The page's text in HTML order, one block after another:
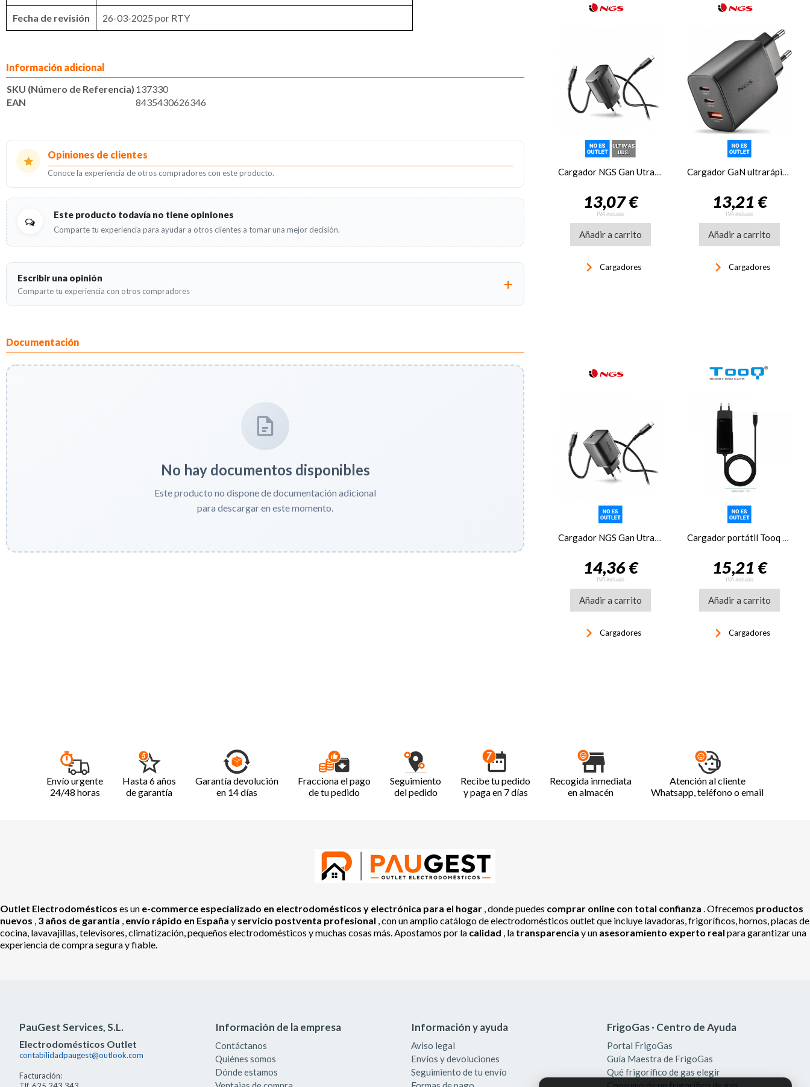
Fecha de revisión 26-03-2025 por RTY
Información adicional
SKU (Número de Referencia) 137330
EAN
8435430626346
Opiniones de clientes
Conoce la experiencia de otros compradores con este producto.
Este producto todavía no tiene opiniones
Comparte tu experiencia para ayudar a otros clientes a tomar una mejor decisión.
Escribir una opinión
Comparte tu experiencia con otros compradores
Documentación
No hay documentos disponibles
Este producto no dispone de documentación adicional
para descargar en este momento.
Cargador NGS Gan Utrarápido 45W USB-C, con cable
13,07 €
IVA incluido
Añadir a carrito
keyboard_arrow_right Cargadores
Cargador GaN ultrarápido 65W USB-C + USB-A
13,21 €
IVA incluido
Añadir a carrito
keyboard_arrow_right Cargadores
Cargador NGS Gan Utrarápido 65W USB-C, con cable
14,36 €
IVA incluido
Añadir a carrito
keyboard_arrow_right Cargadores
Cargador portátil Tooq GAN USB-C PD 45W Cúbico
15,21 €
IVA incluido
Añadir a carrito
keyboard_arrow_right Cargadores
Envío urgente
24/48 horas
Hasta 6 años
de garantía
Garantía devolución
en 14 días
Fracciona el pago
de tu pedido
Seguimiento
del pedido
Recibe tu pedido
y paga en 7 días
Recogida inmediata
en almacén
Atención al cliente
Whatsapp, teléfono o email
Outlet Electrodomésticos es un e-commerce especializado en electrodomésticos y electrónica para el hogar , donde puedes comprar online con total confianza . Ofrecemos productos
nuevos , 3 años de garantía , envío rápido en España y servicio postventa profesional , con un amplio catálogo de electrodomésticos outlet que incluye lavadoras, frigoríficos, hornos, placas de
cocina, lavavajillas, televisores, climatización, pequeños electrodomésticos y muchas cosas más. Apostamos por la calidad , la transparencia y un asesoramiento experto real para garantizar una
experiencia de compra segura y fiable.
PauGest Services, S.L.
Electrodomésticos Outlet
contabilidadpaugest@outlook.com
Facturación:
Información de la empresa
Contáctanos
Quiénes somos
Dónde estamos
Información y ayuda
Aviso legal
Envíos y devoluciones
Seguimiento de tu envío
FrigoGas · Centro de Ayuda
Portal FrigoGas
Guía Maestra de FrigoGas
Qué frigorífico de gas elegir